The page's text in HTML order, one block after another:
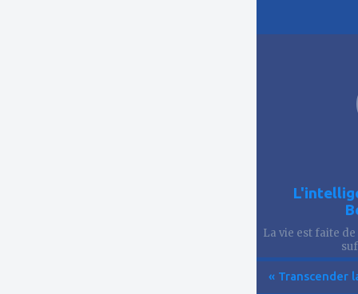
La vie est faite
« Transcender